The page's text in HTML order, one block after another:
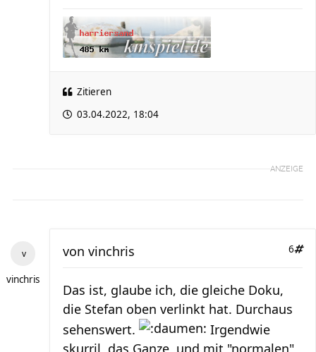
Zitieren
03.04.2022, 18:04
ANZEIGE
vinchris
6
von vinchris
Das ist, glaube ich, die gleiche Doku,
die Stefan oben verlinkt hat. Durchaus
sehenswert.
Irgendwie
skurril, das Ganze, und mit "normalen"